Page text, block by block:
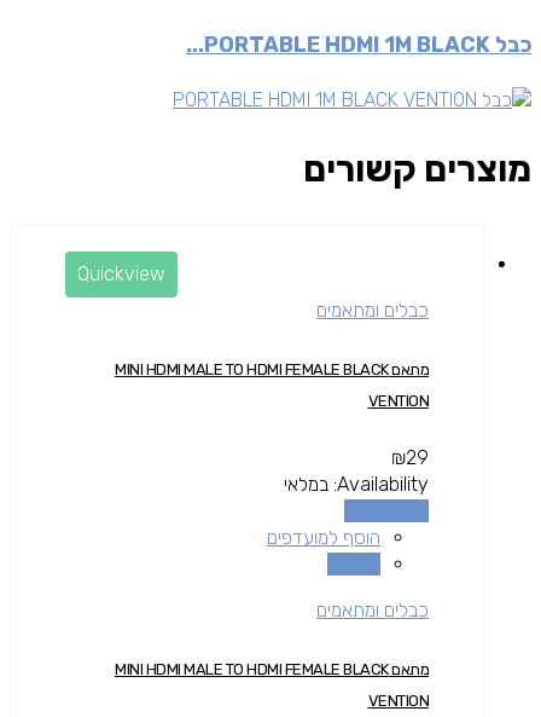
כבל PORTABLE HDMI 1M BLACK...
מוצרים קשורים
Quickview
כבלים ומתאמים
מתאם MINI HDMI MALE TO HDMI FEMALE BLACK
VENTION
₪29
Availability: במלאי
הוסף למועדפים
כבלים ומתאמים
מתאם MINI HDMI MALE TO HDMI FEMALE BLACK
VENTION